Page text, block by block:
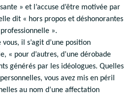
» et l’accuse d’être motivée par
dit « hors propos et déshonorantes
».
il s’agit d’une position
« pour d’autres, d’une dérobade
générés par les idéologues. Quelles
vous avez mis en péril
au nom d’une affectation